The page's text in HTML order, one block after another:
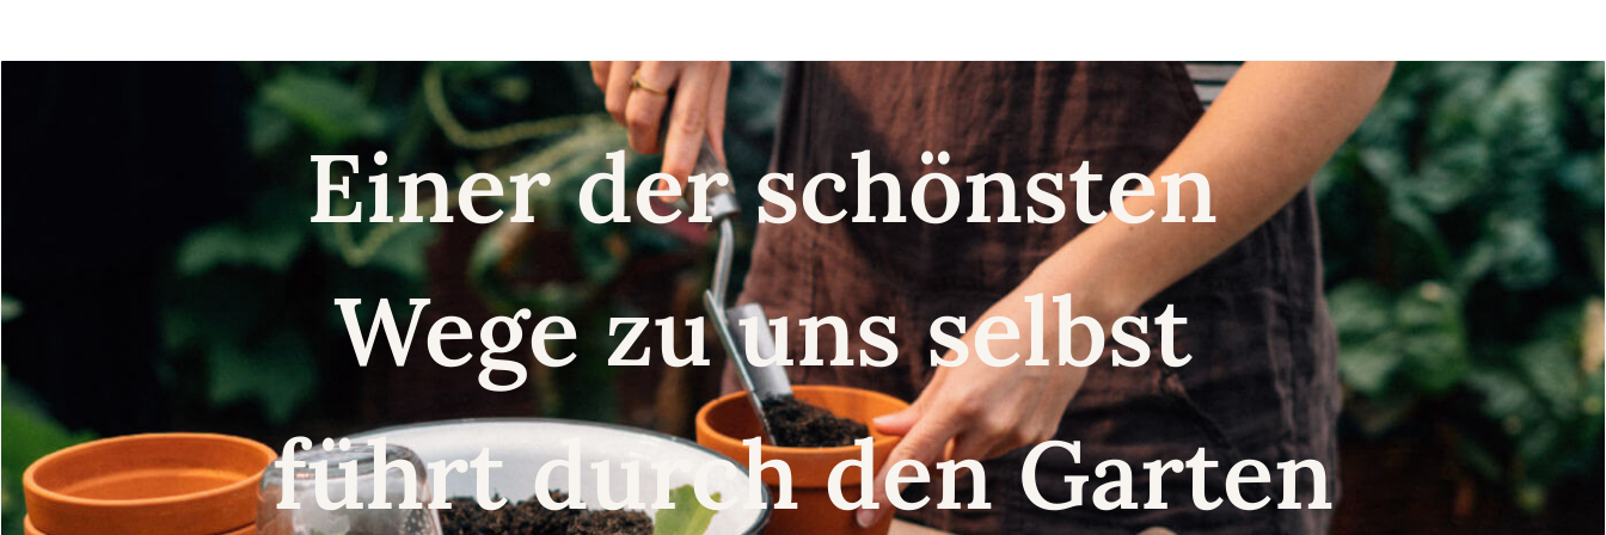
Einer der schönsten
Wege zu uns selbst
führt durch den Garten